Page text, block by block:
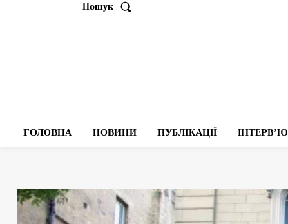
Пошук
ГОЛОВНА НОВИНИ ПУБЛІКАЦІЇ ІНТЕРВʼЮ